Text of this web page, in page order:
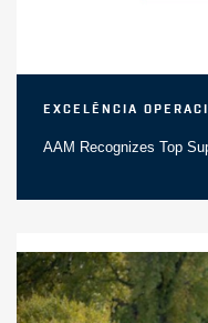
Excelência
AAM Recognizes Top